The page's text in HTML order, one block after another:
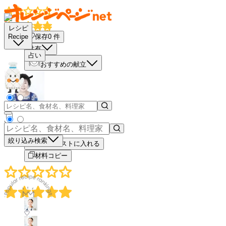
レシピ
Recipe
占い
絞り込み検索
保存0 件
共有
おすすめの献立
－
＋
買い物リストに入れる
材料コピー